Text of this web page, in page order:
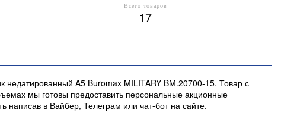
Всего товаров
17
A5 Buromax MILITARY BM.20700-15. Товар с
мы готовы предоставить персональные акционные
в Вайбер, Телеграм или чат-бот на сайте.